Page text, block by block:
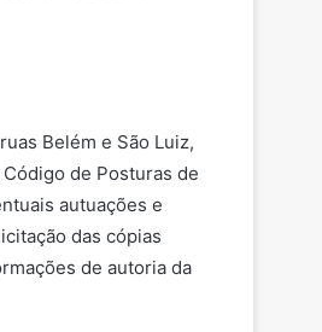
Belém e São Luiz,
de Posturas de
autuações e
das cópias
de autoria da